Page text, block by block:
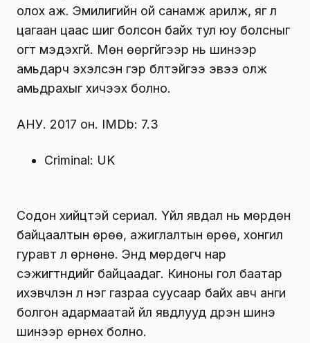
олох аж. Эмилигийн ой санамж арилж, яг л
цагаан цаас шиг болсон байх тул юу болсныг
огт мэдэхгүй. Мөн өөргүйгээр нь шинээр
амьдарч эхэлсэн гэр бүлтэйгээ эвээ олж
амьдрахыг хичээх болно.
АНУ. 2017 он. IMDb: 7.3
Criminal: UK
Содон хийцтэй сериал. Үйл явдал нь мөрдөн
байцаалтын өрөө, ажиглалтын өрөө, хонгил
гуравт л өрнөнө. Энд мөрдөгч нар
сэжигтнүүдийг байцаадаг. Киноны гол баатар
ихэвчлэн л нэг газраа суусаар байх авч анги
болгон адармаатай үйл явдлууд дүүрэн шинэ
шинээр өрнөх болно.